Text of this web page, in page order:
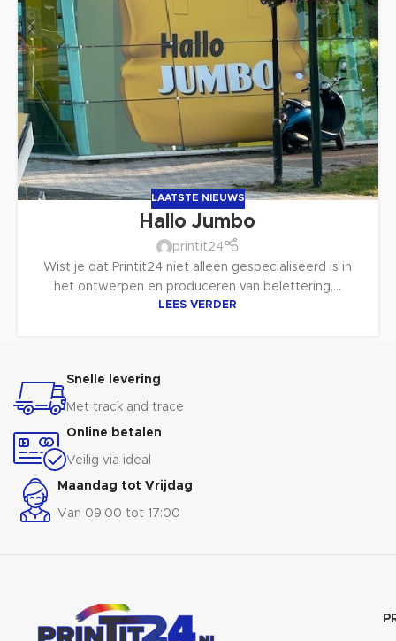
LAATSTE NIEUWS
Hallo Jumbo
printit24
Wist je dat Printit24 niet alleen gespecialiseerd is in
het ontwerpen en produceren van belettering,...
LEES VERDER
Snelle levering
Met track and trace
Online betalen
Veilig via ideal
Maandag tot Vrijdag
Van 09:00 tot 17:00